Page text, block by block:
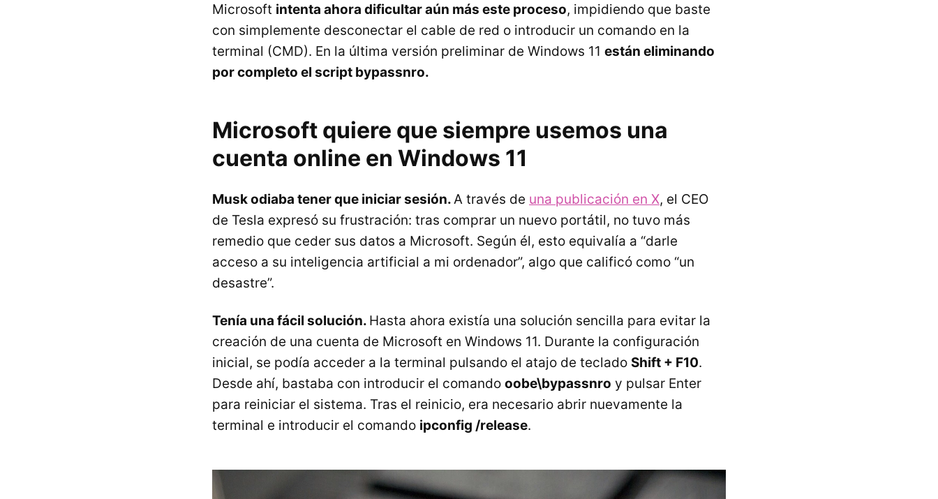
Microsoft intenta ahora dificultar aún más este proceso, impidiendo que baste
con simplemente desconectar el cable de red o introducir un comando en la
terminal (CMD). En la última versión preliminar de Windows 11 están eliminando
por completo el script bypassnro.
Microsoft quiere que siempre usemos una
cuenta online en Windows 11
Musk odiaba tener que iniciar sesión.A través de una publicación en X, el CEO
de Tesla expresó su frustración: tras comprar un nuevo portátil, no tuvo más
remedio que ceder sus datos a Microsoft. Según él, esto equivalía a “darle
acceso a su inteligencia artificial a mi ordenador”, algo que calificó como “un
desastre”.
Tenía una fácil solución. Hasta ahora existía una solución sencilla para evitar la
creación de una cuenta de Microsoft en Windows 11. Durante la configuración
inicial, se podía acceder a la terminal pulsando el atajo de teclado Shift + F10.
Desde ahí, bastaba con introducir el comando oobe\bypassnro y pulsar Enter
para reiniciar el sistema. Tras el reinicio, era necesario abrir nuevamente la
terminal e introducir el comando ipconfig /release.